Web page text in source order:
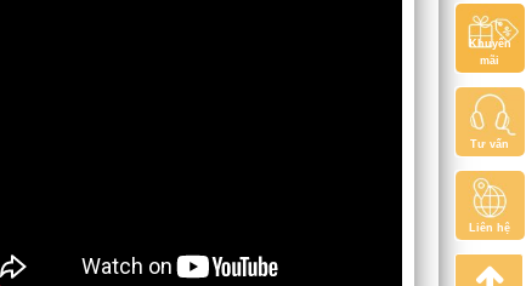
Khuyến
mãi
Tư vấn
Liên hệ